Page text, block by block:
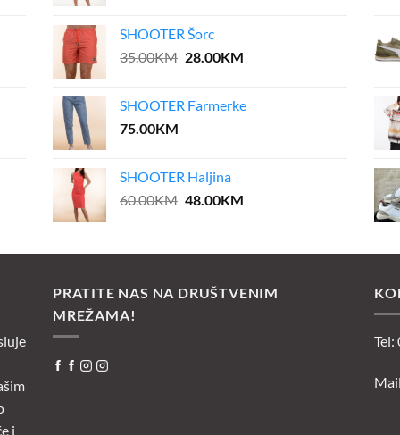
55.00KM.
SHOOTER Šorc
35.00KM Original
35.00KM.
28.00KMCurrent
28.00KM.
SHOOTER Farmerke
75.00KM
SHOOTER Haljina
60.00KM Original
60.00KM.
48.00KMCurrent
48.00KM.
i
PRATITE NAS NA DRUŠTVENIM
MREŽAMA!
Tel: